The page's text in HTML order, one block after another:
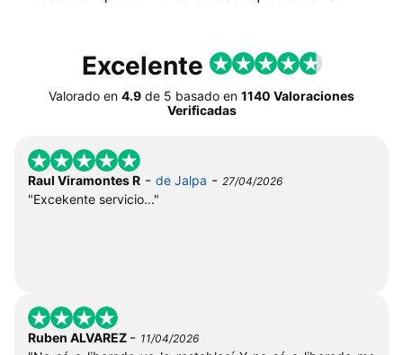
Excelente
Valorado en 4.9 de 5 basado en 1140 Valoraciones
Verificadas
Raul Viramontes R - de Jalpa - 27/04/2026
"Excekente servicio..."
Ruben ALVAREZ - 11/04/2026